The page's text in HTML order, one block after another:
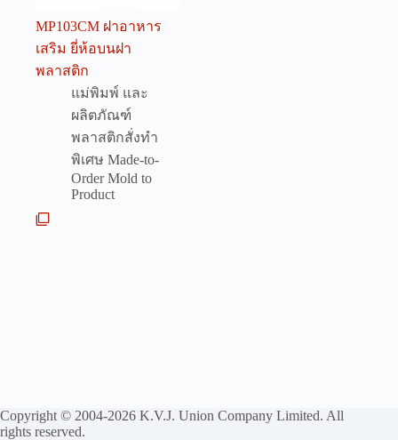
MP103CM ฝาอาหาร
เสริม ยี่ห้อบนฝา
พลาสติก
แม่พิมพ์ และ
ผลิตภัณฑ์
พลาสติกสั่งทำ
พิเศษ Made-to-
Order Mold to
Product
Copyright © 2004-2026 K.V.J. Union Company Limited. All
rights reserved.